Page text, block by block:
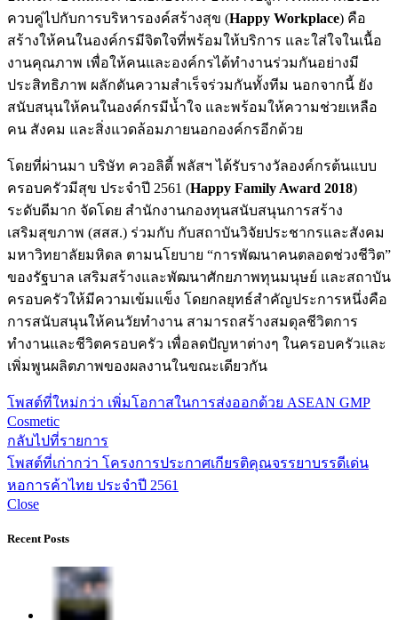
ควบคู่ไปกับการบริหารองค์สร้างสุข (Happy Workplace) คือ
สร้างให้คนในองค์กรมีจิตใจที่พร้อมให้บริการ และใส่ใจในเนื้อ
งานคุณภาพ เพื่อให้คนและองค์กรได้ทำงานร่วมกันอย่างมี
ประสิทธิภาพ ผลักดันความสำเร็จร่วมกันทั้งทีม นอกจากนี้ ยัง
สนับสนุนให้คนในองค์กรมีน้ำใจ และพร้อมให้ความช่วยเหลือ
คน สังคม และสิ่งแวดล้อมภายนอกองค์กรอีกด้วย
โดยที่ผ่านมา บริษัท ควอลิตี้ พลัสฯ ได้รับรางวัลองค์กรต้นแบบ
ครอบครัวมีสุข ประจำปี 2561 (Happy Family Award 2018)
ระดับดีมาก จัดโดย สำนักงานกองทุนสนับสนุนการสร้าง
เสริมสุขภาพ (สสส.) ร่วมกับ กับสถาบันวิจัยประชากรและสังคม
มหาวิทยาลัยมหิดล ตามนโยบาย “การพัฒนาคนตลอดช่วงชีวิต”
ของรัฐบาล เสริมสร้างและพัฒนาศักยภาพทุนมนุษย์ และสถาบัน
ครอบครัวให้มีความเข้มแข็ง โดยกลยุทธ์สำคัญประการหนึ่งคือ
การสนับสนุนให้คนวัยทำงาน สามารถสร้างสมดุลชีวิตการ
ทำงานและชีวิตครอบครัว เพื่อลดปัญหาต่างๆ ในครอบครัวและ
เพิ่มพูนผลิตภาพของผลงานในขณะเดียวกัน
โพสต์ที่ใหม่กว่า เพิ่มโอกาสในการส่งออกด้วย ASEAN GMP
Cosmetic
กลับไปที่รายการ
โพสต์ที่เก่ากว่า โครงการประกาศเกียรติคุณจรรยาบรรดีเด่น
หอการค้าไทย ประจำปี 2561
Close
Recent Posts